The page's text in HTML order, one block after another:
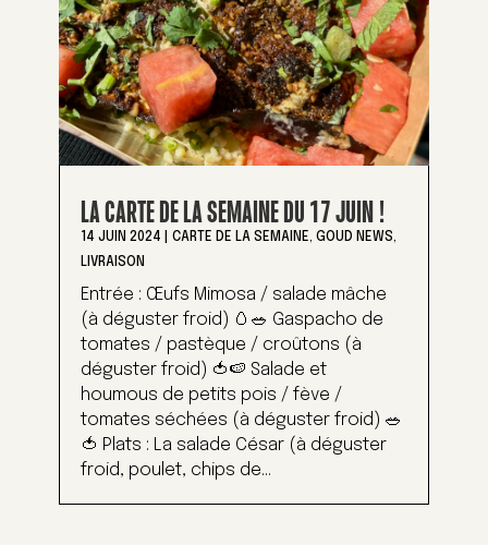
LA CARTE DE LA SEMAINE DU 17 JUIN !
14 JUIN 2024 CARTE DE LA SEMAINE, GOUD NEWS,
LIVRAISON
Entrée : Œufs Mimosa / salade mâche
(à déguster froid) 🥚🥗 Gaspacho de
tomates / pastèque / croûtons (à
déguster froid) 🍅🍉 Salade et
houmous de petits pois / fève /
tomates séchées (à déguster froid) 🥗
🍅 Plats : La salade César (à déguster
froid, poulet, chips de...